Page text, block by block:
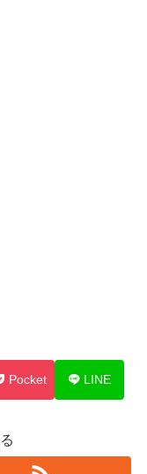
Pocket LINE